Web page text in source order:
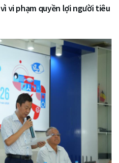
vi phạm quyền lợi người tiêu